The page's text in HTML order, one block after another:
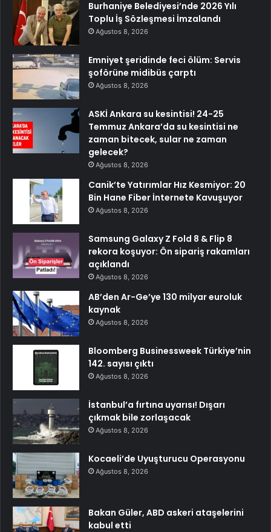
Burhaniye Belediyesi’nde 2026 Yılı
Toplu İş Sözleşmesi İmzalandı
Ağustos 8, 2026
Emniyet şeridinde feci ölüm: Servis
şoförüne midibüs çarptı
Ağustos 8, 2026
ASKİ Ankara su kesintisi! 24-25
Temmuz Ankara’da su kesintisi ne
zaman bitecek, sular ne zaman
gelecek?
Ağustos 8, 2026
Canik’te Yatırımlar Hız Kesmiyor: 20
Bin Hane Fiber İnternete Kavuşuyor
Ağustos 8, 2026
Samsung Galaxy Z Fold 8 & Flip 8
rekora koşuyor: Ön sipariş rakamları
açıklandı
Ağustos 8, 2026
AB’den Ar-Ge’ye 130 milyar euroluk
kaynak
Ağustos 8, 2026
Bloomberg Businessweek Türkiye’nin
142. sayısı çıktı
Ağustos 8, 2026
İstanbul’a fırtına uyarısı! Dışarı
çıkmak bile zorlaşacak
Ağustos 8, 2026
Kocaeli’de Uyuşturucu Operasyonu
Ağustos 8, 2026
Bakan Güler, ABD askeri ataşelerini
kabul etti